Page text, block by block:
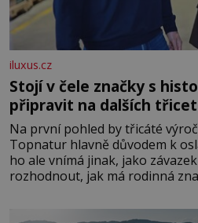
iluxus.cz
Stojí v čele značky s
připravit na dalších
Na první pohled by třicáté
Topnatur hlavně důvodem k
ho ale vnímá jinak, jako
rozhodnout, jak má rodinná